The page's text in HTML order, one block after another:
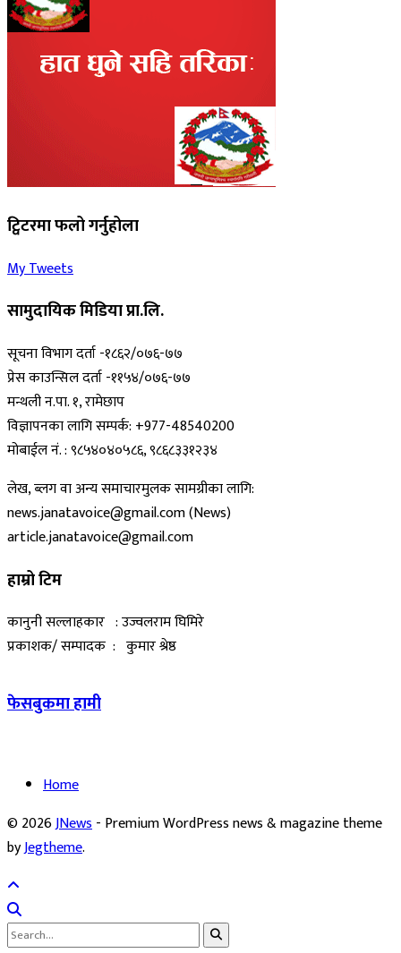
ट्विटरमा फलो गर्नुहोला
My Tweets
सामुदायिक मिडिया प्रा.लि.
सूचना विभाग दर्ता -१८६२/०७६-७७
प्रेस काउन्सिल दर्ता -११५४/०७६-७७
मन्थली न.पा. १, रामेछाप
विज्ञापनका लागि सम्पर्क: +977-48540200
मोबाईल नं. : ९८५४०४०५८६, ९८६८३३१२३४
लेख, ब्लग वा अन्य समाचारमुलक सामग्रीका लागि:
news.janatavoice@gmail.com (News)
article.janatavoice@gmail.com
हाम्रो टिम
कानुनी सल्लाहकार : उज्वलराम घिमिरे
प्रकाशक/ सम्पादक : कुमार श्रेष्ठ
फेसबुकमा हामी
Home
© 2026JNews- Premium WordPress news & magazine theme
byJegtheme.